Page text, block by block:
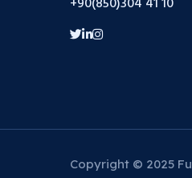
+90(850)304 41 10
Copyright © 2025